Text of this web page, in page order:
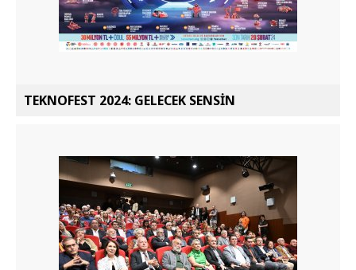
TEKNOFEST 2024: GELECEK SENSİN